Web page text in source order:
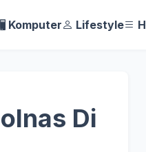
Komputer Lifestyle
Di